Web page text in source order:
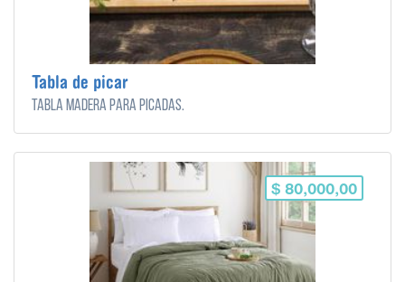
Tabla de picar
Tabla madera para picadas.
$ 80,000,00